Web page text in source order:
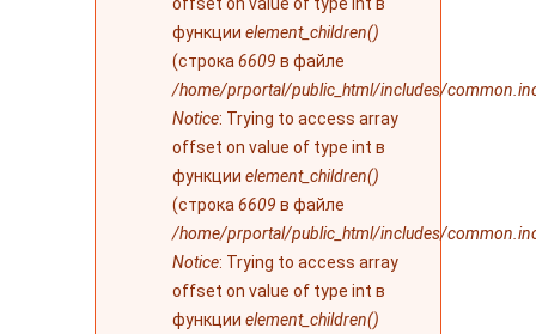
функции element_children()
(строка 6609 в файле
/home/prportal/public_html/includes/
Notice: Trying to access array
offset on value of type int в
функции element_children()
(строка 6609 в файле
/home/prportal/public_html/includes/
Notice: Trying to access array
offset on value of type int в
функции element_children()